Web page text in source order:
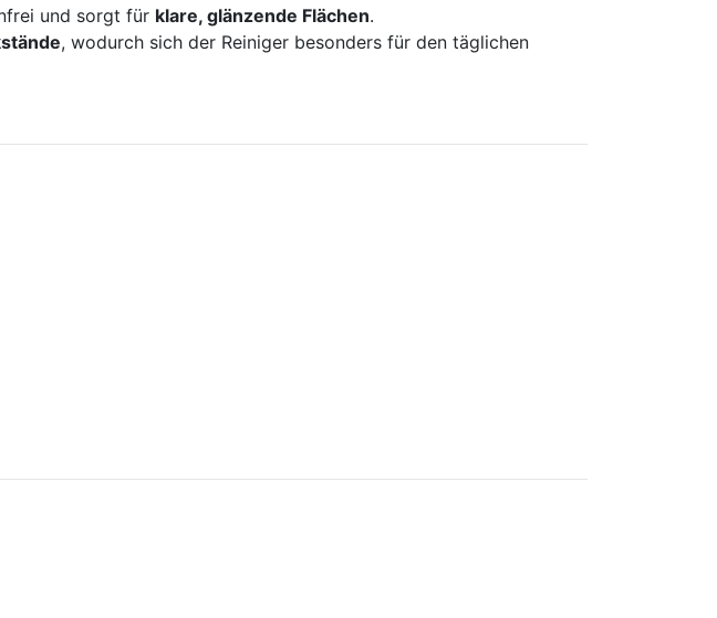
und sorgt für klare, glänzende Flächen.
, wodurch sich der Reiniger besonders für den täglichen